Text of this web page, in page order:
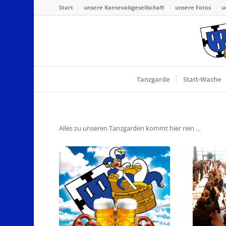
Start unsere Karnevalsgesellschaft unsere Fotos
Tanzgarde Statt-Wache
Alles zu unseren Tanzgarden kommt hier rein …